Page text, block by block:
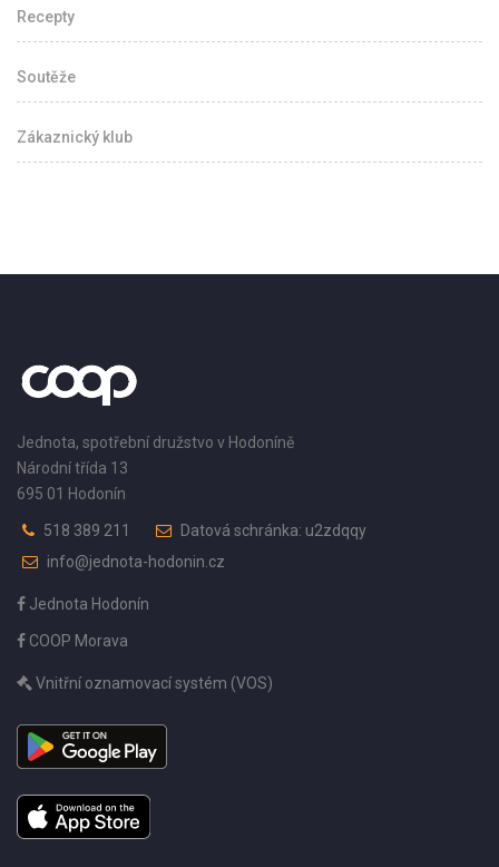
Recepty
Soutěže
Zákaznický klub
Jednota, spotřební družstvo v Hodoníně
Národní třída 13
695 01 Hodonín
518 389 211
Datová schránka: u2zdqqy
info@jednota-hodonin.cz
Jednota Hodonín
COOP Morava
Vnitřní oznamovací systém (VOS)